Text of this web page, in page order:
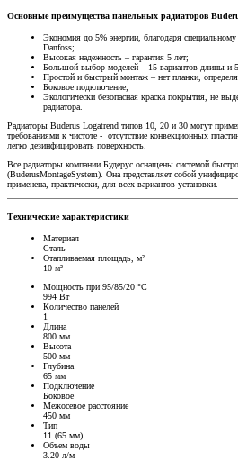
Основные преимущества панельных радиаторов
Экономия до 5% энергии, благодаря специальному
Danfoss;
Высокая надежность – гарантия 5 лет;
Большой выбор моделей – 15 вариантов длины и
Простой и быстрый монтаж – нет планки,
Боковое подключение;
Экологически безопасная краска покрытия, не
радиатора.
Радиаторы Buderus Logatrend типов 10, 20 и 30 могут
требованиями к чистоте - отсутствие конвекционных
легко дезинфицировать поверхность.
Все радиаторы компании Будерус оснащены системой
(BuderusMontageSystem). Она представляет собой
применена, практически, для всех вариантов установки.
Технические характеристики
Материал
Сталь
Отапливаемая площадь, м²
10 м²
Мощность при 95/85/20 °C
994 Вт
Количество панелей
1
Длина
800 мм
Высота
500 мм
Глубина
65 мм
Подключение
Боковое
Межосевое расстояние
450 мм
Тип
11 (65 мм)
Объем воды
3.20 л/м